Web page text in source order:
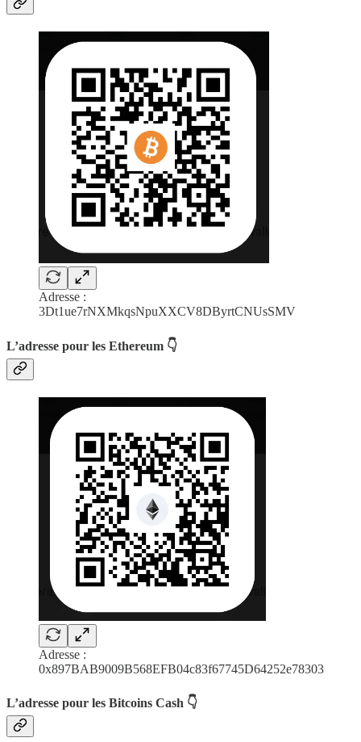
Adresse :
3Dt1ue7rNXMkqsNpuXXCV8DByrtCNUsSMV
L’adresse pour les Ethereum 👇
Adresse :
0x897BAB9009B568EFB04c83f67745D64252e78303
L’adresse pour les Bitcoins Cash 👇